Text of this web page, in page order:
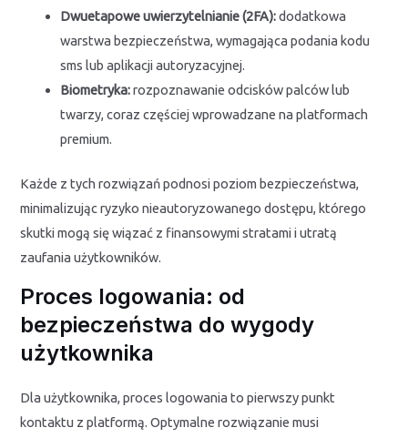
Dwuetapowe uwierzytelnianie (2FA):dodatkowa
warstwa bezpieczeństwa, wymagająca podania kodu
sms lub aplikacji autoryzacyjnej.
Biometryka:rozpoznawanie odcisków palców lub
twarzy, coraz częściej wprowadzane na platformach
premium.
Każde z tych rozwiązań podnosi poziom bezpieczeństwa,
minimalizując ryzyko nieautoryzowanego dostępu, którego
skutki mogą się wiązać z finansowymi stratami i utratą
zaufania użytkowników.
Proces logowania: od
bezpieczeństwa do wygody
użytkownika
Dla użytkownika, proces logowania to pierwszy punkt
kontaktu z platformą. Optymalne rozwiązanie musi